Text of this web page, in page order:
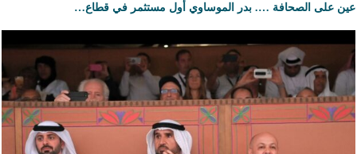
عين على الصحافة …. بدر الموساوي أول مستثمر في قطاع…